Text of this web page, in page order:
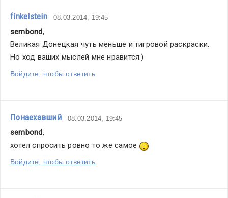
finkelstein 08.03.2014, 19:45
sembond,
Великая Донецкая чуть меньше и тигровой раскраски.
Но ход ваших мыслей мне нравится:)
Войдите, чтобы ответить
Понаехавший 08.03.2014, 19:45
sembond,
хотел спросить ровно то же самое
Войдите, чтобы ответить